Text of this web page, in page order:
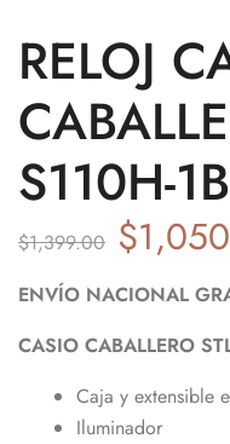
RELOJ
S110H-
$1,399.00 $
ENVÍO NACIONAL
CASIO CABALLERO
Caja y extensible
Iluminador